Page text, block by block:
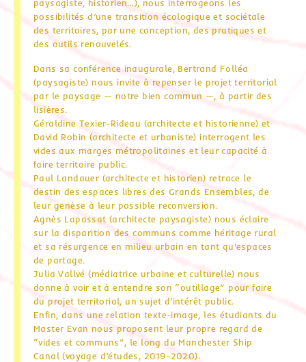
paysagiste, historien…), nous interrogeons les
possibilités d’une transition écologique et sociétale
des territoires, par une conception, des pratiques et
des outils renouvelés.
Dans sa conférence inaugurale, Bertrand Folléa
(paysagiste) nous invite à repenser le projet territorial
par le paysage — notre bien commun —, à partir des
lisières.
Géraldine Texier-Rideau (architecte et historienne) et
David Robin (architecte et urbaniste) interrogent les
vides aux marges métropolitaines et leur capacité à
faire territoire public.
Paul Landauer (architecte et historien) retrace le
destin des espaces libres des Grands Ensembles, de
leur genèse à leur possible reconversion.
Agnès Lapassat (architecte paysagiste) nous éclaire
sur la disparition des communs comme héritage rural
et sa résurgence en milieu urbain en tant qu’espaces
de partage.
Julia Vallvé (médiatrice urbaine et culturelle) nous
donne à voir et à entendre son “outillage” pour faire
du projet territorial, un sujet d’intérêt public.
Enfin, dans une relation texte-image, les étudiants du
Master Evan nous proposent leur propre regard de
“vides et communs”, le long du Manchester Ship
Canal (voyage d’études, 2019-2020).